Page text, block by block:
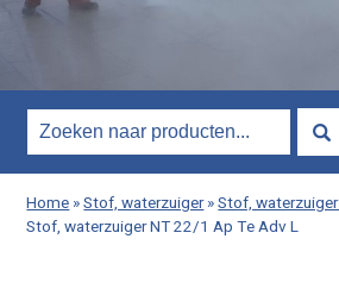
Home»Stof, waterzuiger»Stof,
Stof, waterzuiger NT 22/1 Ap Te Adv L